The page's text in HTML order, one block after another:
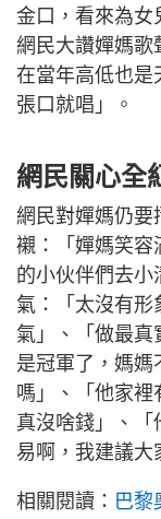
金口，看來為女
網民大讚嬋媽歌
在當年高低也是
張口就唱」。
網民關心全
網民對嬋媽仍要
襯：「嬋媽笑容
的小伙伴們去
氣：「太沒有形
氣」、「做最真
是冠軍了，媽媽
嗎」、「他家裡
真沒啥錢」、「
易啊，我建議大
相關閱讀： 巴黎